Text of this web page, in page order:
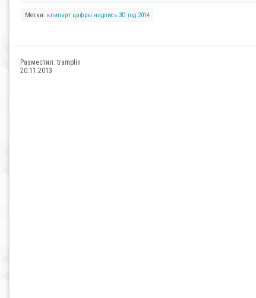
Метки: клипарт цифры надпись 3D год 2014
Разместил: tramplin
20.11.2013